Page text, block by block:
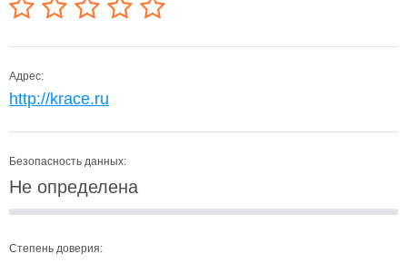
Адрес:
http://krace.ru
Безопасность данных:
Не определена
Степень доверия: